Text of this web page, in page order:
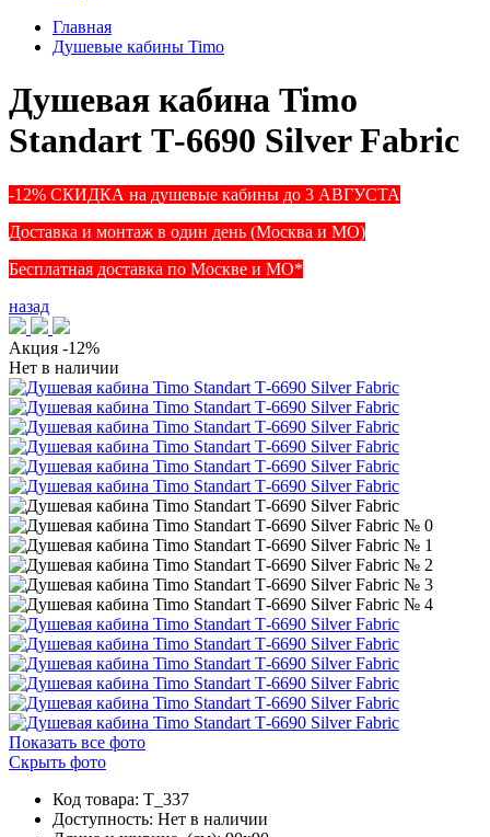
Главная
Душевые кабины Timo
Душевая кабина Timo
Standart Т-6690 Silver Fabric
-12% СКИДКА на душевые кабины до 3 АВГУСТА
Доставка и монтаж в один день (Москва и МО)
Бесплатная доставка по Москве и МО*
назад
Акция -12%
Нет в наличии
Показать все фото
Скрыть фото
Код товара: T_337
Доступность: Нет в наличии